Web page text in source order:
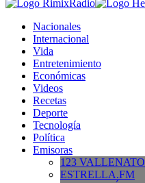
Nacionales
Internacional
Vida
Entretenimiento
Económicas
Videos
Recetas
Deporte
Tecnología
Política
Emisoras
123 VALLENATO
ESTRELLA.FM